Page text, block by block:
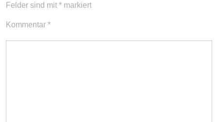
Felder sind mit * markiert
Kommentar *